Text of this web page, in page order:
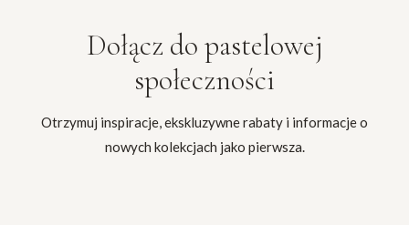
Dołącz do pastelowej
społeczności
Otrzymuj inspiracje, ekskluzywne rabaty i informacje o
nowych kolekcjach jako pierwsza.